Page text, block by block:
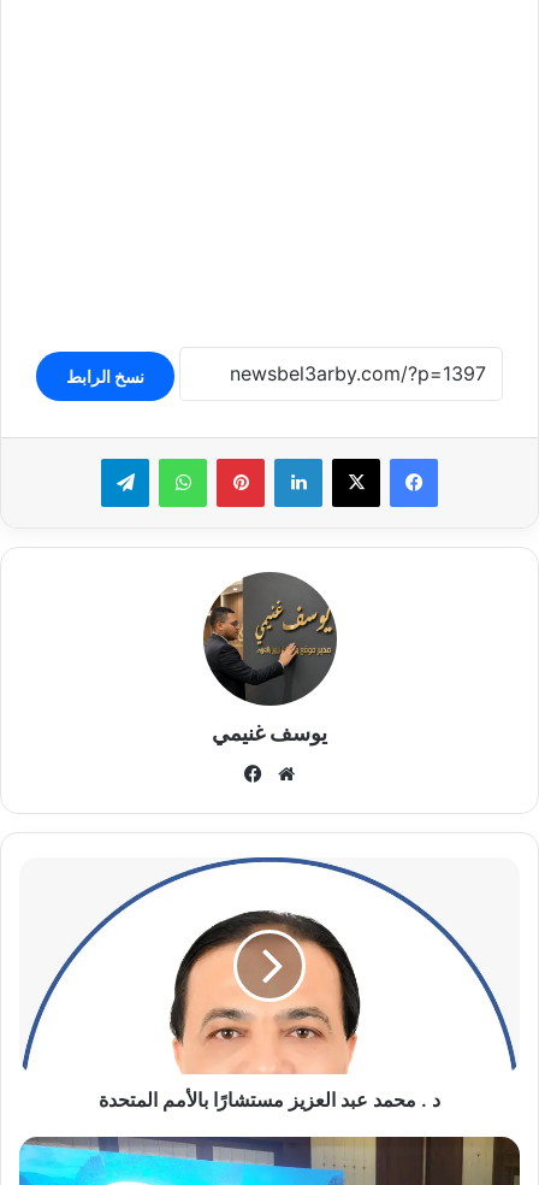
نسخ الرابط
لينكدإن بينتيريستواتساب تيلقرام
يوسف غنيمي
موقع
مستشارًا
بالأمم
المتحدة
د . محمد عبد العزيز مستشارًا بالأمم المتحدة
سفير
الفلبين